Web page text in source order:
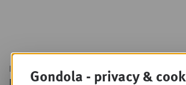
IN THIS ARTICLE
Gondola - privacy &